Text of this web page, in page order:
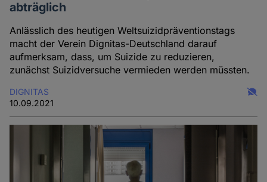
abträglich
Anlässlich des heutigen Weltsuizidpräventionstags
macht der Verein Dignitas-Deutschland darauf
aufmerksam, dass, um Suizide zu reduzieren,
zunächst Suizidversuche vermieden werden müssten.
DIGNITAS
10.09.2021